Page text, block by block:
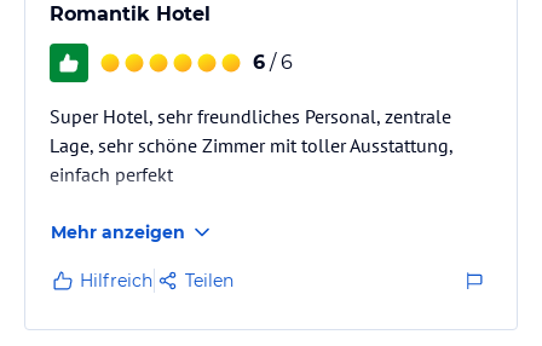
Romantik Hotel
6 / 6
Super Hotel, sehr freundliches Personal, zentrale
Lage, sehr schöne Zimmer mit toller Ausstattung,
einfach perfekt
Mehr anzeigen
Hilfreich Teilen